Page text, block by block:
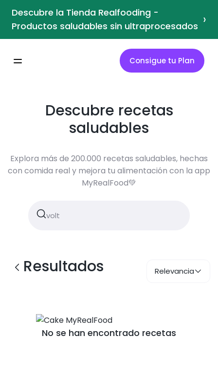
Descubre la Tienda Realfooding -
Productos saludables sin ultraprocesados ›
Consigue tu Plan
Descubre recetas
saludables
Explora más de 200.000 recetas saludables, hechas
con comida real y mejora tu alimentación con la app
MyRealFood💚
Resultados Relevancia
No se han encontrado recetas